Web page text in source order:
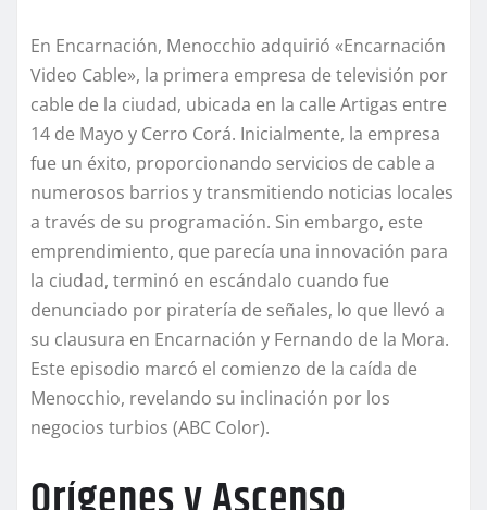
En Encarnación, Menocchio adquirió «Encarnación
Video Cable», la primera empresa de televisión por
cable de la ciudad, ubicada en la calle Artigas entre
14 de Mayo y Cerro Corá. Inicialmente, la empresa
fue un éxito, proporcionando servicios de cable a
numerosos barrios y transmitiendo noticias locales
a través de su programación. Sin embargo, este
emprendimiento, que parecía una innovación para
la ciudad, terminó en escándalo cuando fue
denunciado por piratería de señales, lo que llevó a
su clausura en Encarnación y Fernando de la Mora.
Este episodio marcó el comienzo de la caída de
Menocchio, revelando su inclinación por los
negocios turbios (ABC Color).